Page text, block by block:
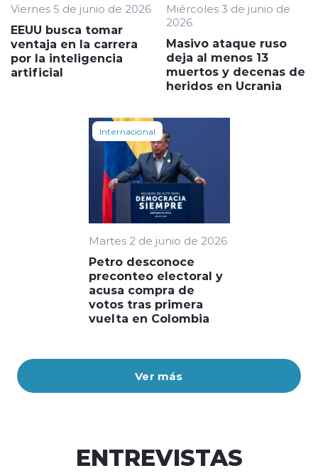
Ver más
Viernes 5 de junio de 2026
EEUU busca tomar
ventaja en la carrera
por la inteligencia
artificial
Miércoles 3 de junio de
2026
Masivo ataque ruso
deja al menos 13
muertos y decenas de
heridos en Ucrania
Internacional
Martes 2 de junio de 2026
Petro desconoce
preconteo electoral y
acusa compra de
votos tras primera
vuelta en Colombia
ENTREVISTAS